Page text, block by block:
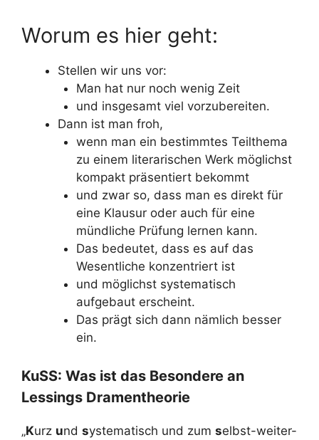
Worum es hier geht:
Stellen wir uns vor:
Man hat nur noch wenig Zeit
und insgesamt viel vorzubereiten.
Dann ist man froh,
wenn man ein bestimmtes Teilthema
zu einem literarischen Werk möglichst
kompakt präsentiert bekommt
und zwar so, dass man es direkt für
eine Klausur oder auch für eine
mündliche Prüfung lernen kann.
Das bedeutet, dass es auf das
Wesentliche konzentriert ist
und möglichst systematisch
aufgebaut erscheint.
Das prägt sich dann nämlich besser
ein.
KuSS: Was ist das Besondere an
Lessings Dramentheorie
„Kurz und systematisch und zum selbst-weiter-